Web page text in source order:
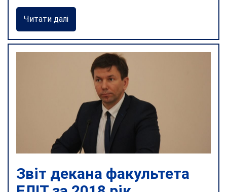
Читати далі
Звіт декана факультета